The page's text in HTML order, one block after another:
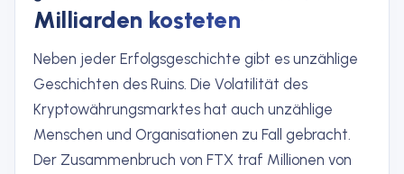
Milliarden kosteten
Neben jeder Erfolgsgeschichte gibt es unzählige
Geschichten des Ruins. Die Volatilität des
Kryptowährungsmarktes hat auch unzählige
Menschen und Organisationen zu Fall gebracht.
Der Zusammenbruch von FTX traf Millionen von